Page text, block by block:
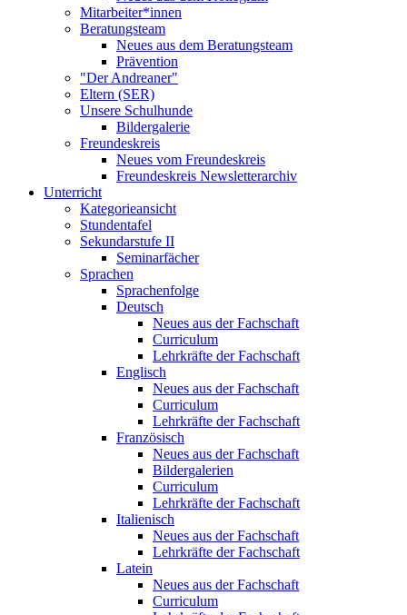
Mitarbeiter*innen
Beratungsteam
Neues aus dem Beratungsteam
Prävention
"Der Andreaner"
Eltern (SER)
Unsere Schulhunde
Bildergalerie
Freundeskreis
Neues vom Freundeskreis
Freundeskreis Newsletterarchiv
Unterricht
Kategorieansicht
Stundentafel
Sekundarstufe II
Seminarfächer
Sprachen
Sprachenfolge
Deutsch
Neues aus der Fachschaft
Curriculum
Lehrkräfte der Fachschaft
Englisch
Neues aus der Fachschaft
Curriculum
Lehrkräfte der Fachschaft
Französisch
Neues aus der Fachschaft
Bildergalerien
Curriculum
Lehrkräfte der Fachschaft
Italienisch
Neues aus der Fachschaft
Lehrkräfte der Fachschaft
Latein
Neues aus der Fachschaft
Curriculum